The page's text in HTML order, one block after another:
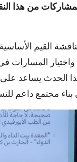
من هذا
القيم
المسارات
يساعد على
مجتمع داعم